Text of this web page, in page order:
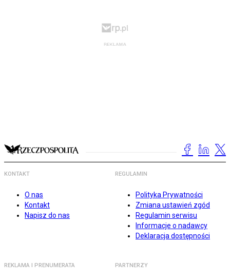
KONTAKT
O nas
Kontakt
Napisz do nas
REGULAMIN
Polityka Prywatności
Zmiana ustawień zgód
Regulamin serwisu
Informacje o nadawcy
Deklaracja dostępności
REKLAMA I PRENUMERATA PARTNERZY